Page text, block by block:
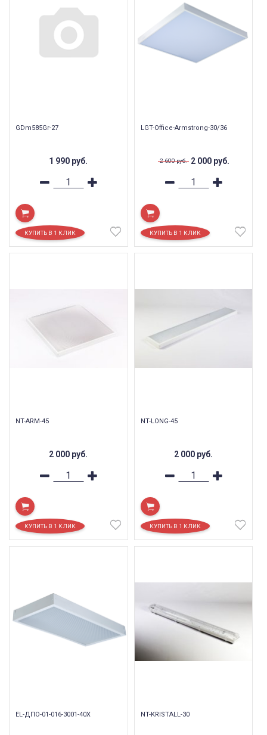
GDm585Gr-27
1 990 руб.
LGT-Office-Armstrong-30/36
2 600руб. 2 000 руб.
NT-ARM-45
2 000 руб.
NT-LONG-45
2 000 руб.
EL-ДПО-01-016-3001-40Х NT-KRISTALL-30